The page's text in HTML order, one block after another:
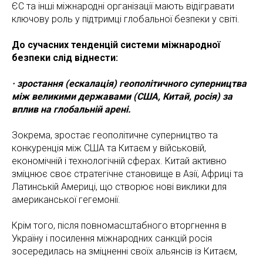
ЄС та інші міжнародні організації мають відігравати
ключову роль у підтримці глобальної безпеки у світі.
До сучасних тенденцій системи міжнародної
безпеки слід віднести:
· зростання (ескалація) геополітичного суперництва
між великими державами (США, Китай, росія) за
вплив на глобальній арені.
Зокрема, зростає геополітичне суперництво та
конкуренція між США та Китаєм у військовій,
економічній і технологічній сферах. Китай активно
зміцнює своє стратегічне становище в Азії, Африці та
Латинській Америці, що створює нові виклики для
американської гегемонії.
Крім того, після повномасштабного вторгнення в
Україну і посилення міжнародних санкцій росія
зосередилась на зміцненні своїх альянсів із Китаєм,